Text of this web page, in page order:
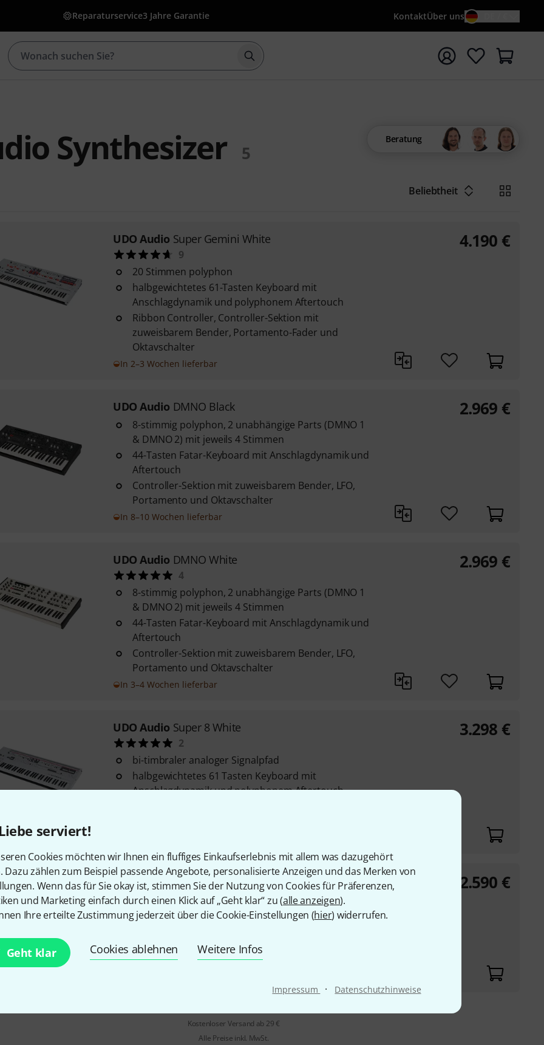
serviert!
Cookies möchten wir Ihnen ein fluffiges Einkaufserlebnis mit allem was dazugehört
Dazu zählen zum Beispiel passende Angebote, personalisierte Anzeigen und das Merken von
Wenn das für Sie okay ist, stimmen Sie der Nutzung von Cookies für Präferenzen,
und Marketing einfach durch einen Klick auf „Geht klar“ zu (alle anzeigen).
Ihre erteilte Zustimmung jederzeit über die Cookie-Einstellungen (hier) widerrufen.
Geht klar Cookies ablehnen Weitere Infos
Impressum · Datenschutzhinweise
Reparaturservice3 Jahre Garantie KontaktÜber uns
Suche mit Suchwort {searchTerm} starten
Synthesizer 5
Beratung
Beliebtheit
UDO Audio Super Gemini White
9
20 Stimmen polyphon
halbgewichtetes 61-Tasten Keyboard mit
Anschlagdynamik und polyphonem Aftertouch
Ribbon Controller, Controller-Sektion mit
zuweisbarem Bender, Portamento-Fader und
Oktavschalter
In 2–3 Wochen lieferbar
4.190 €
UDO Audio DMNO Black
8-stimmig polyphon, 2 unabhängige Parts (DMNO 1
& DMNO 2) mit jeweils 4 Stimmen
44-Tasten Fatar-Keyboard mit Anschlagdynamik und
Aftertouch
Controller-Sektion mit zuweisbarem Bender, LFO,
Portamento und Oktavschalter
In 8–10 Wochen lieferbar
2.969 €
UDO Audio DMNO White
4
8-stimmig polyphon, 2 unabhängige Parts (DMNO 1
& DMNO 2) mit jeweils 4 Stimmen
44-Tasten Fatar-Keyboard mit Anschlagdynamik und
Aftertouch
Controller-Sektion mit zuweisbarem Bender, LFO,
Portamento und Oktavschalter
In 3–4 Wochen lieferbar
2.969 €
UDO Audio Super 8 White
2
bi-timbraler analoger Signalpfad
halbgewichtetes 61 Tasten Keyboard mit
Anschlagdynamik und polyphonem Aftertouch
3.298 €
UDO AudioSuper 6 Blue
10
binauraler analoger Signalpfad
Oszillator 1 mit Sinus, Sägezahn, Rechteck, Dreieck,
Rauschen und Wavetable
2.590 €
Kostenloser Versand ab 29 €
Alle Preise inkl. MwSt.